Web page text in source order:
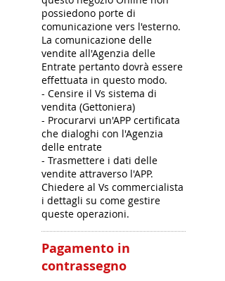
possiedono porte di
comunicazione vers l'esterno.
La comunicazione delle
vendite all'Agenzia delle
Entrate pertanto dovrà essere
effettuata in questo modo.
- Censire il Vs sistema di
vendita (Gettoniera)
- Procurarvi un'APP certificata
che dialoghi con l'Agenzia
delle entrate
- Trasmettere i dati delle
vendite attraverso l'APP.
Chiedere al Vs commercialista
i dettagli su come gestire
queste operazioni.
Pagamento in
contrassegno